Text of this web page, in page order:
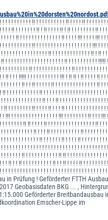
! ! ! ! ! ! ! ! ! !! ! ! ! ! ! ! ! ! ! ! !! ! ! ! ! !! ! ! ! ! ! ! !
! ! !! ! ! ! ! ! ! ! !! ! !! ! ! ! ! !! ! !! ! ! ! ! ! ! ! ! !! ! !
! ! ! ! !! ! ! ! ! ! ! ! ! ! ! ! ! ! ! !! ! ! ! ! !!! ! ! ! ! !!! ! !
! ! ! ! ! ! ! ! ! !! ! ! ! ! ! ! ! ! ! ! ! ! ! ! ! ! ! ! ! !!! ! ! !
! ! ! ! ! ! ! ! ! ! ! ! ! ! ! !! ! ! ! ! ! ! ! ! ! ! ! ! ! !! ! !! !
! ! ! ! ! ! ! ! ! ! ! ! ! ! ! ! ! ! ! ! !! ! ! ! ! ! ! ! ! ! ! !!!!!
! ! ! ! ! ! ! ! !! ! ! ! ! ! ! ! ! ! ! ! ! ! !! ! ! ! ! ! ! ! ! ! !
!! ! ! ! !!!!! ! ! ! ! ! ! ! ! ! ! ! !!! ! !! !! ! !! ! ! ! ! !! ! !
! ! ! ! ! ! !! ! ! !! ! ! ! ! ! !! ! ! ! ! ! ! ! ! ! ! ! ! ! ! !! ! !
! ! ! ! ! ! ! ! ! ! ! !! ! ! ! ! ! ! ! ! ! ! ! ! ! ! ! ! ! ! ! ! !
! ! ! ! ! ! ! ! ! ! ! ! ! !! ! ! ! !! ! ! ! ! ! ! ! ! ! ! ! ! ! ! ! !
!! ! ! ! ! ! ! ! ! !! ! ! ! ! !! ! ! ! !! ! ! ! ! ! ! ! ! ! ! ! ! ! !
!!! ! ! ! ! ! ! ! ! ! ! ! ! ! ! ! ! !!! ! ! ! ! ! ! ! ! !! ! ! ! !!!
! ! ! ! ! ! !! !! ! ! ! ! !! ! ! ! ! ! ! ! ! ! ! ! ! ! ! ! ! !! ! !
! ! ! ! ! ! ! ! ! ! !! ! ! ! !! ! ! ! ! ! ! ! ! ! ! !! ! ! ! ! ! ! !
! ! ! ! ! ! ! ! ! ! ! ! !! ! ! ! ! ! ! !! ! ! ! ! !! ! ! ! ! ! ! ! !
! ! ! ! ! ! ! ! ! ! ! ! ! ! ! ! ! ! ! ! ! ! ! ! ! ! ! ! ! ! ! ! ! ! !
! ! ! ! ! ! !! ! ! ! ! ! ! ! ! ! ! ! !! !! ! ! ! ! ! ! ! ! ! ! ! ! !
! !! ! ! !! ! ! ! ! ! ! ! ! ! ! !! ! ! !! ! ! ! ! !! ! ! ! ! ! ! ! !
! ! ! ! ! ! ! ! ! ! ! ! ! ! ! ! ! ! ! ! ! ! ! ! ! ! ! ! ! ! ! ! ! !
in Prüfung ! Geförderter FTTH
Geobasisdaten BKG ... ,
Geförderter Breitbandausbau
Emscher-Lippe im